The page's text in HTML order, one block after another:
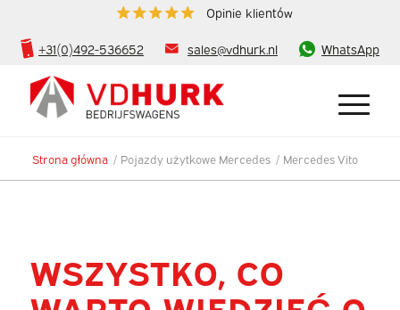
Opinie klientów
+31(0)492-536652 sales@vdhurk.nl WhatsApp
Strona główna / Pojazdy użytkowe Mercedes / Mercedes Vito
WSZYSTKO, CO